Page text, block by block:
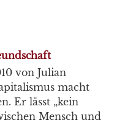
von Julian
macht
Er lässt „kein
Mensch und